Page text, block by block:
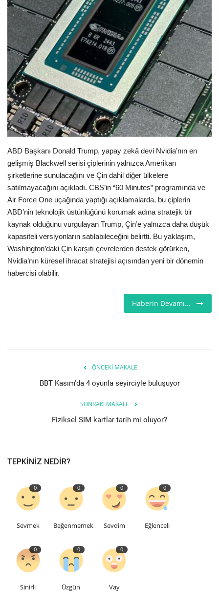
Seri İlanlar
İngiltere
Videolar
İş & Ekonomi
Pazaryeri
Firma Rehberi
Sağlık
Restoranlar
Etkinlik
Teknoloji
Turkish
ABD Başkanı Donald Trump, yapay zekâ devi Nvidia’nın en
gelişmiş Blackwell serisi çiplerinin yalnızca Amerikan
şirketlerine sunulacağını ve Çin dahil diğer ülkelere
satılmayacağını açıkladı. CBS’in “60 Minutes” programında ve
Air Force One uçağında yaptığı açıklamalarda, bu çiplerin
ABD’nin teknolojik üstünlüğünü korumak adına stratejik bir
kaynak olduğunu vurgulayan Trump, Çin’e yalnızca daha düşük
kapasiteli versiyonların satılabileceğini belirtti. Bu yaklaşım,
Washington’daki Çin karşıtı çevrelerden destek görürken,
Nvidia’nın küresel ihracat stratejisi açısından yeni bir dönemin
habercisi olabilir.
Haberin Devamı...
ÖNCEKI MAKALE
BBT Kasım'da 4 oyunla seyirciyle buluşuyor
SONRAKI MAKALE
Fiziksel SIM kartlar tarih mi oluyor?
TEPKINIZ NEDIR?
0
Sevmek
0
Beğenmemek
0
Sevdim
0
Eğlenceli
0
Sinirli
0
Üzgün
0
Vay